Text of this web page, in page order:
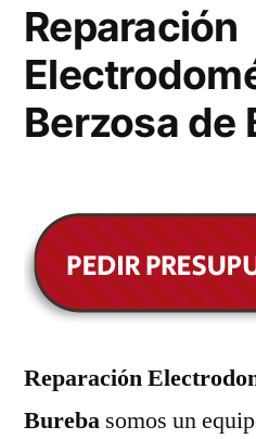
Reparación
Berzosa de
Reparación
Bureba somos un